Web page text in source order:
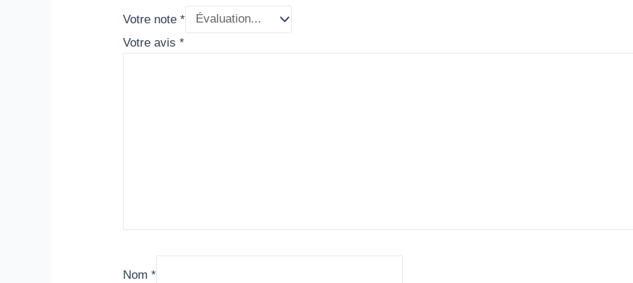
Votre note *
Votre avis *
Nom *